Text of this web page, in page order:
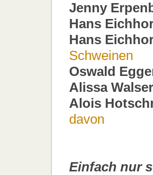
Jenny
Hans
Hans
Schweinen
Oswald
Alissa
Alois
davon
Einfach nur